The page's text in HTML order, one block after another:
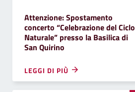
Attenzione: Spostamento
concerto “Celebrazione del Ciclo
Naturale” presso la Basilica di
San Quirino
LEGGI DI PIÙ